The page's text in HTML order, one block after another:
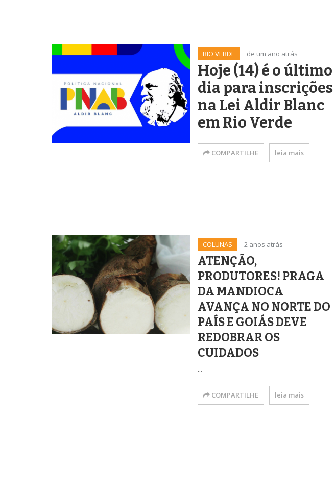
RIO VERDE de um ano atrás
Hoje (14) é o último
dia para inscrições
na Lei Aldir Blanc
em Rio Verde
COMPARTILHE leia mais
COLUNAS 2 anos atrás
ATENÇÃO,
PRODUTORES! PRAGA
DA MANDIOCA
AVANÇA NO NORTE DO
PAÍS E GOIÁS DEVE
REDOBRAR OS
CUIDADOS
...
COMPARTILHE leia mais